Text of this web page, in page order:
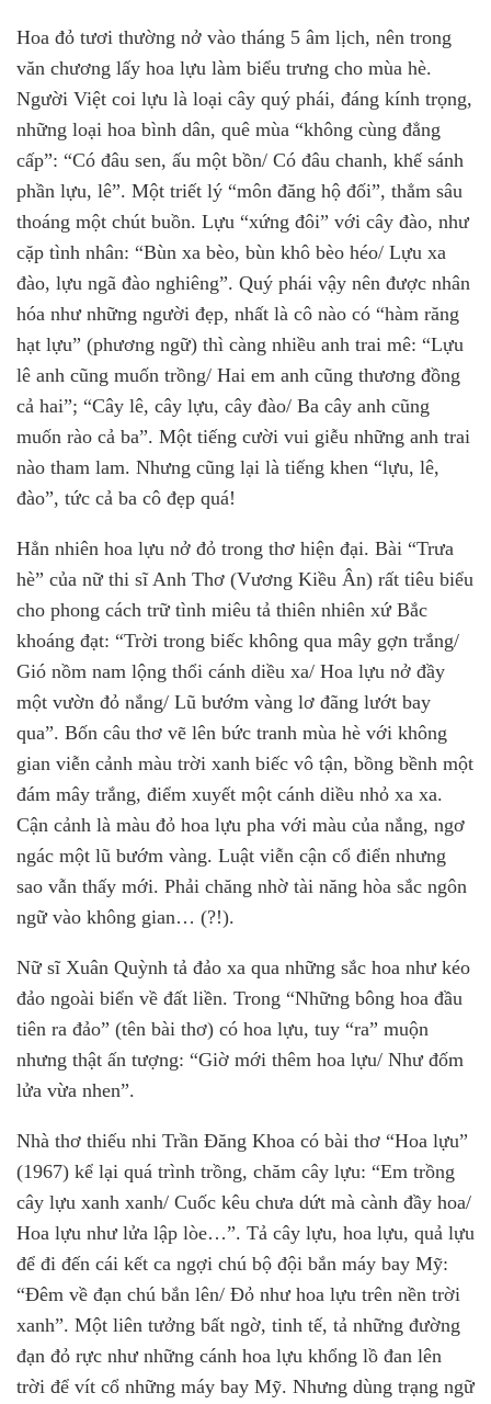
Hoa đỏ tươi thường nở vào tháng 5 âm lịch, nên trong
văn chương lấy hoa lựu làm biểu trưng cho mùa hè.
Người Việt coi lựu là loại cây quý phái, đáng kính trọng,
những loại hoa bình dân, quê mùa “không cùng đẳng
cấp”: “Có đâu sen, ấu một bồn/ Có đâu chanh, khế sánh
phần lựu, lê”. Một triết lý “môn đăng hộ đối”, thẳm sâu
thoáng một chút buồn. Lựu “xứng đôi” với cây đào, như
cặp tình nhân: “Bùn xa bèo, bùn khô bèo héo/ Lựu xa
đào, lựu ngã đào nghiêng”. Quý phái vậy nên được nhân
hóa như những người đẹp, nhất là cô nào có “hàm răng
hạt lựu” (phương ngữ) thì càng nhiều anh trai mê: “Lựu
lê anh cũng muốn trồng/ Hai em anh cũng thương đồng
cả hai”; “Cây lê, cây lựu, cây đào/ Ba cây anh cũng
muốn rào cả ba”. Một tiếng cười vui giễu những anh trai
nào tham lam. Nhưng cũng lại là tiếng khen “lựu, lê,
đào”, tức cả ba cô đẹp quá!
Hẳn nhiên hoa lựu nở đỏ trong thơ hiện đại. Bài “Trưa
hè” của nữ thi sĩ Anh Thơ (Vương Kiều Ân) rất tiêu biểu
cho phong cách trữ tình miêu tả thiên nhiên xứ Bắc
khoáng đạt: “Trời trong biếc không qua mây gợn trắng/
Gió nồm nam lộng thổi cánh diều xa/ Hoa lựu nở đầy
một vườn đỏ nắng/ Lũ bướm vàng lơ đãng lướt bay
qua”. Bốn câu thơ vẽ lên bức tranh mùa hè với không
gian viễn cảnh màu trời xanh biếc vô tận, bồng bềnh một
đám mây trắng, điểm xuyết một cánh diều nhỏ xa xa.
Cận cảnh là màu đỏ hoa lựu pha với màu của nắng, ngơ
ngác một lũ bướm vàng. Luật viễn cận cổ điển nhưng
sao vẫn thấy mới. Phải chăng nhờ tài năng hòa sắc ngôn
ngữ vào không gian… (?!).
Nữ sĩ Xuân Quỳnh tả đảo xa qua những sắc hoa như kéo
đảo ngoài biển về đất liền. Trong “Những bông hoa đầu
tiên ra đảo” (tên bài thơ) có hoa lựu, tuy “ra” muộn
nhưng thật ấn tượng: “Giờ mới thêm hoa lựu/ Như đốm
lửa vừa nhen”.
Nhà thơ thiếu nhi Trần Đăng Khoa có bài thơ “Hoa lựu”
(1967) kể lại quá trình trồng, chăm cây lựu: “Em trồng
cây lựu xanh xanh/ Cuốc kêu chưa dứt mà cành đầy hoa/
Hoa lựu như lửa lập lòe…”. Tả cây lựu, hoa lựu, quả lựu
để đi đến cái kết ca ngợi chú bộ đội bắn máy bay Mỹ:
“Đêm về đạn chú bắn lên/ Đỏ như hoa lựu trên nền trời
xanh”. Một liên tưởng bất ngờ, tinh tế, tả những đường
đạn đỏ rực như những cánh hoa lựu khổng lồ đan lên
trời để vít cổ những máy bay Mỹ. Nhưng dùng trạng ngữ